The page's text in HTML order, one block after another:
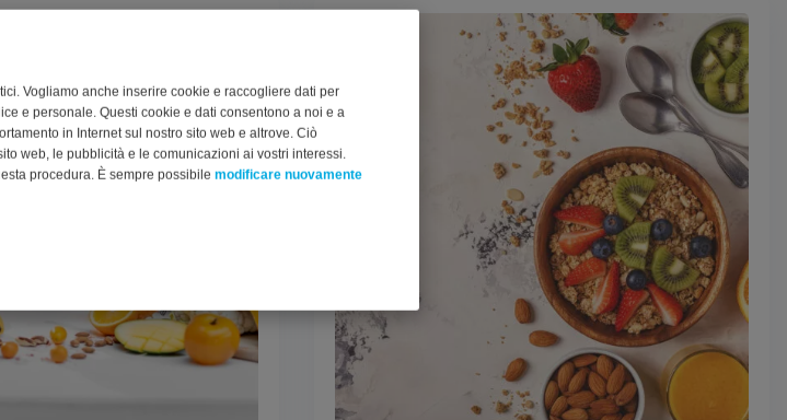
Vogliamo anche inserire cookie e raccogliere dati per
e personale. Questi cookie e dati consentono a noi e a
in Internet sul nostro sito web e altrove. Ciò
web, le pubblicità e le comunicazioni ai vostri interessi.
procedura. È sempre possibile modificare nuovamente